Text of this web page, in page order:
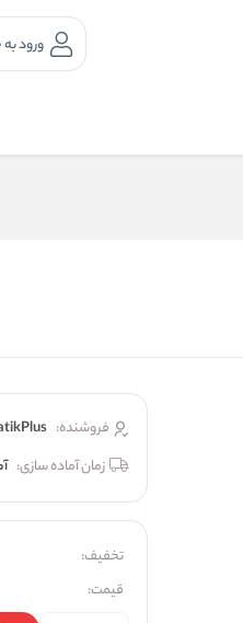
ورود
فروشنده:
زمان آماده سازی:
تخفیف:
قیمت: